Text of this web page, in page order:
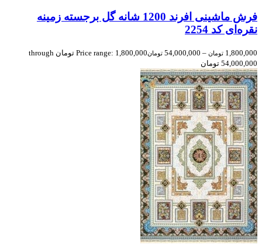
فرش ماشینی افرند 1200 شانه گل برجسته زمینه
نقره‌ای کد 2254
1,800,000 تومان –
54,000,000 تومان
Price range: 1,800,000 تومان through
54,000,000 تومان